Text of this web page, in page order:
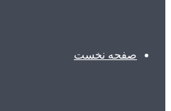
صفحه نخست